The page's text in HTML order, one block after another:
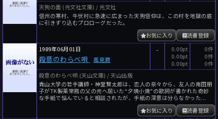
天狗の面 (光文社文庫) / 光文社
信州の寒村、牛伏村に急速に広まった天狗信仰は、この村を地獄の底
に引きずり込むプロローグだった。
読書登録
お気に入り
1989年06月01日
殺意のわらべ唄 風見潤
-
0.00pt
0.00pt
0.00pt
0件
0件
0件
殺意のわらべ唄 (天山文庫) / 天山出版
青山大学の若手講師・神堂賢太郎は、恋人の奈々から、友人の南田朋
子がTK製薬常務の父の元へ屈いた“夕焼小焼”の歌詞が書かれた奇妙
な手紙で悩んでいると相談されたが、手紙の深意は分らなかった...
読書登録
お気に入り